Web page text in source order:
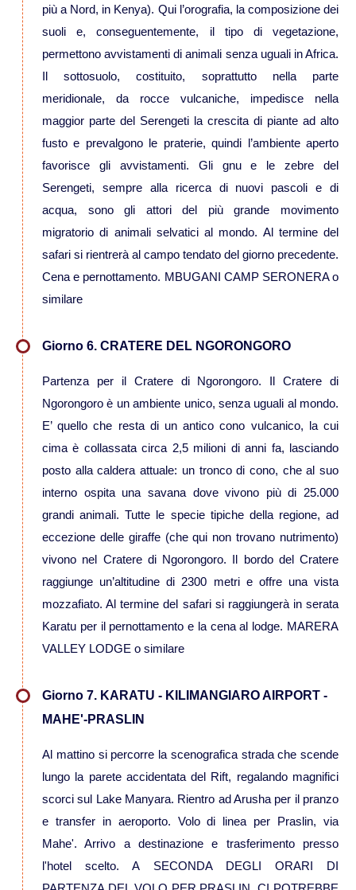
Viaggi in India
Viaggi in Laos
Viaggi in Turchia
Viaggi in Uzbekistan
Viaggi in Vietnam
Viaggi in Costa Rica
Viaggi in Cuba
Viaggi in Guatemala
Viaggi in Messico
Viaggi in Nicaragua
Europa
Viaggi in Islanda
Viaggi in Norvegia Lapponia e nord
Europa
Medio Oriente
Viaggi in Arabia Saudita
più a Nord, in Kenya). Qui l’orografia, la composizione dei
suoli e, conseguentemente, il tipo di vegetazione,
permettono avvistamenti di animali senza uguali in Africa.
Il sottosuolo, costituito, soprattutto nella parte
meridionale, da rocce vulcaniche, impedisce nella
maggior parte del Serengeti la crescita di piante ad alto
fusto e prevalgono le praterie, quindi l’ambiente aperto
favorisce gli avvistamenti. Gli gnu e le zebre del
Serengeti, sempre alla ricerca di nuovi pascoli e di
acqua, sono gli attori del più grande movimento
migratorio di animali selvatici al mondo. Al termine del
safari si rientrerà al campo tendato del giorno precedente.
Cena e pernottamento. MBUGANI CAMP SERONERA o
similare
Giorno 6. CRATERE DEL NGORONGORO
Partenza per il Cratere di Ngorongoro. Il Cratere di
Ngorongoro è un ambiente unico, senza uguali al mondo.
E’ quello che resta di un antico cono vulcanico, la cui
cima è collassata circa 2,5 milioni di anni fa, lasciando
posto alla caldera attuale: un tronco di cono, che al suo
interno ospita una savana dove vivono più di 25.000
grandi animali. Tutte le specie tipiche della regione, ad
eccezione delle giraffe (che qui non trovano nutrimento)
vivono nel Cratere di Ngorongoro. Il bordo del Cratere
raggiunge un’altitudine di 2300 metri e offre una vista
mozzafiato. Al termine del safari si raggiungerà in serata
Karatu per il pernottamento e la cena al lodge. MARERA
VALLEY LODGE o similare
Giorno 7. KARATU - KILIMANGIARO AIRPORT -
MAHE'-PRASLIN
Al mattino si percorre la scenografica strada che scende
lungo la parete accidentata del Rift, regalando magnifici
scorci sul Lake Manyara. Rientro ad Arusha per il pranzo
e transfer in aeroporto. Volo di linea per Praslin, via
Mahe'. Arrivo a destinazione e trasferimento presso
l'hotel scelto. A SECONDA DEGLI ORARI DI